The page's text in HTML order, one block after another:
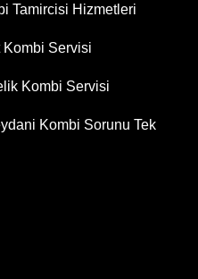
Tamircisi Hizmetleri
Kombi Servisi
Kombi Servisi
Kombi Sorunu Tek